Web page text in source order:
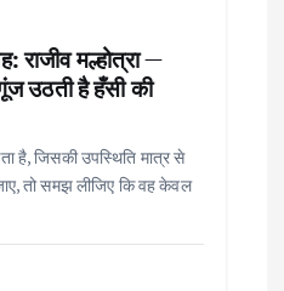
राजीव मल्होत्रा —
उठती है हँसी की
है, जिसकी उपस्थिति मात्र से
तो समझ लीजिए कि वह केवल